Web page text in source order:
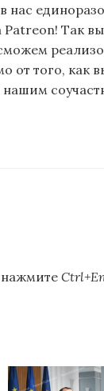
Так вы
от того, как
нашим
нажмите